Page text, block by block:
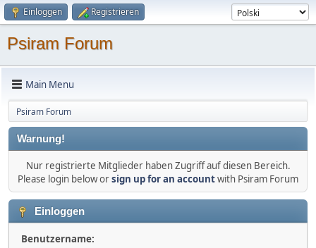
Einloggen Registrieren
Psiram Forum
Main Menu
Psiram Forum
Warnung!
Nur registrierte Mitglieder haben Zugriff auf diesen Bereich.
Please login below orsign up for an accountwith Psiram Forum
Einloggen
Benutzername: